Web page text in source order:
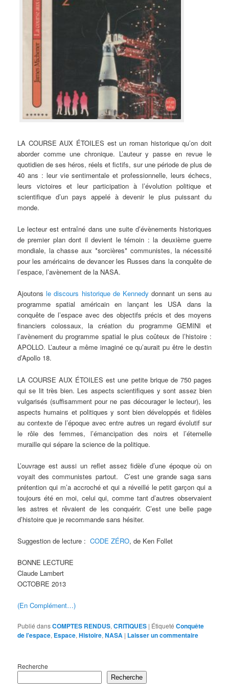
LA COURSE AUX ÉTOILES est un roman historique qu’on doit
aborder comme une chronique. L’auteur y passe en revue le
quotidien de ses héros, réels et fictifs, sur une période de plus de
40 ans : leur vie sentimentale et professionnelle, leurs échecs,
leurs victoires et leur participation à l’évolution politique et
scientifique d’un pays appelé à devenir le plus puissant du
monde.
Le lecteur est entraîné dans une suite d’évènements historiques
de premier plan dont il devient le témoin : la deuxième guerre
mondiale, la chasse aux *sorcières* communistes, la nécessité
pour les américains de devancer les Russes dans la conquête de
l’espace, l’avènement de la NASA.
Ajoutons le discours historique de Kennedy donnant un sens au
programme spatial américain en lançant les USA dans la
conquête de l’espace avec des objectifs précis et des moyens
financiers colossaux, la création du programme GEMINI et
l’avènement du programme spatial le plus coûteux de l’histoire :
APOLLO. L’auteur a même imaginé ce qu’aurait pu être le destin
d’Apollo 18.
LA COURSE AUX ÉTOILES est une petite brique de 750 pages
qui se lit très bien. Les aspects scientifiques y sont assez bien
vulgarisés (suffisamment pour ne pas décourager le lecteur), les
aspects humains et politiques y sont bien développés et fidèles
au contexte de l’époque avec entre autres un regard évolutif sur
le rôle des femmes, l’émancipation des noirs et l’éternelle
muraille qui sépare la science de la politique.
L’ouvrage est aussi un reflet assez fidèle d’une époque où on
voyait des communistes partout. C’est une grande saga sans
prétention qui m’a accroché et qui a réveillé le petit garçon qui a
toujours été en moi, celui qui, comme tant d’autres observaient
les astres et rêvaient de les conquérir. C’est une belle page
d’histoire que je recommande sans hésiter.
Suggestion de lecture :CODE ZÉRO, de Ken Follet
BONNE LECTURE
Claude Lambert
OCTOBRE 2013
(En Complément…)
Publié dansCOMPTES RENDUS,CRITIQUES | Étiqueté Conquête
de l'espace, Espace,Histoire,NASA | Laisser un commentaire
Recherche
Recherche